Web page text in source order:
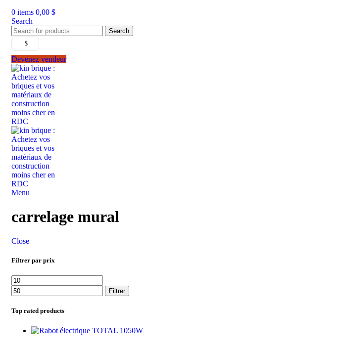
0 items 0,00 $
Search
Search
$
Devenez vendeur
Menu
carrelage mural
Close
Filtrer par prix
Filtrer
Top rated products